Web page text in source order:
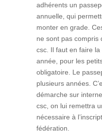
adhérents un
annuelle, qui
monter en grade.
ne sont pas compris
csc. Il faut en faire
année, pour les
obligatoire. Le
plusieurs années.
démarche sur
csc, on lui remettra
nécessaire à
fédération.